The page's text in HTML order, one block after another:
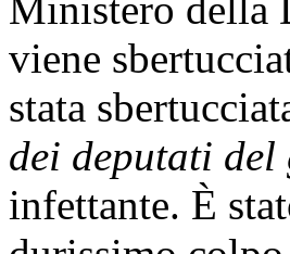
viene
stata
dei deputati
infettante. È